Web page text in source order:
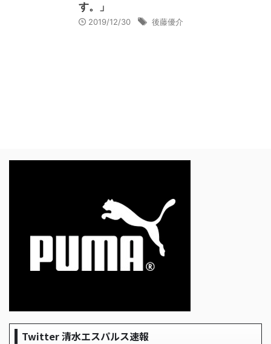
す。」
2019/12/30 後藤優介
Twitter 清水エスパルス速報